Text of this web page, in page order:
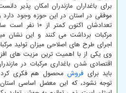
برای باغداران مازندران امکان پذیر
موفقی در استان در این حوزه وجود دارد و
مرکبات برداشت می کنند و این نشان
اجرای طرح های اصلاحی میزان تولید
وی یکی از با اهمیت ترین مزیت های
اقتصادی شدن باغداری مرکبات در
باید برای فروشمحصول هم فکری کرد
توجه نشود، که این معضل اساسی